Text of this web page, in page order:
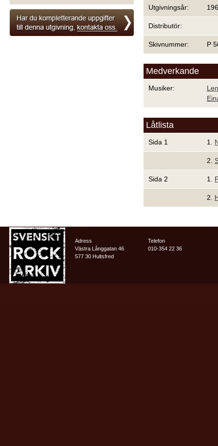
Utgivningsår:
Distributör:
Skivnummer: P
Medverkande
Musiker:
Låtlista
Sida 1 1.
2.
Sida 2 1.
2.
Adress
Västra Långgatan 46
577 30 Hultsfred
Telefon
010-354 22 36